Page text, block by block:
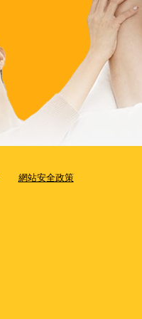
網站安全政策